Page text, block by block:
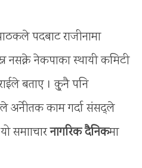
पदबाट राजीनामा
नसक्ने नेकपाका स्थायी कमिटी
बताए । कु्नै पनि
अनेीतक काम गर्दा संसद्ले
समााचारनागरिक दैनिकमा